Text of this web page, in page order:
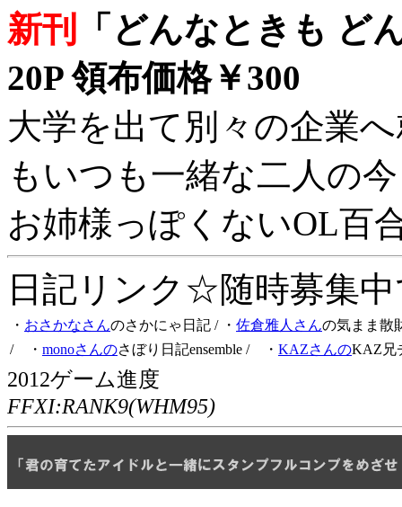
新刊
「どんなときも ど
20P 領布価格￥300
大学を出て別々の企業
もいつも一緒な二人の
お姉様っぽくないOL百
日記リンク☆随時募集
・ おさかなさんのさかにゃ日記 / ・ 佐倉雅人さんの気まま散
/ ・ monoさんのさぼり日記ensemble / ・ KAZさんのKAZ兄
2012ゲーム進度
FFXI:RANK9(WHM95)